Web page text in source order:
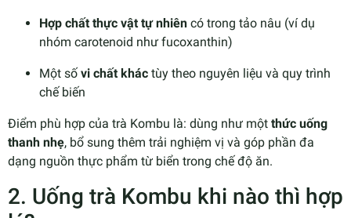
Hợp chất thực vật tự nhiên có trong tảo nâu (ví dụ
nhóm carotenoid như fucoxanthin)
Một số vi chất khác tùy theo nguyên liệu và quy trình
chế biến
Điểm phù hợp của trà Kombu là: dùng như một thức uống
thanh nhẹ, bổ sung thêm trải nghiệm vị và góp phần đa
dạng nguồn thực phẩm từ biển trong chế độ ăn.
2. Uống trà Kombu khi nào thì hợp